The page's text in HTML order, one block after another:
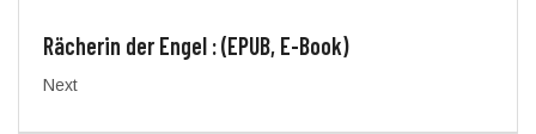
Rächerin der Engel : (EPUB, E-Book)
Next